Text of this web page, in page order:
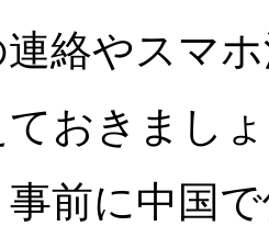
絡やスマ
おきまし
事前に中国